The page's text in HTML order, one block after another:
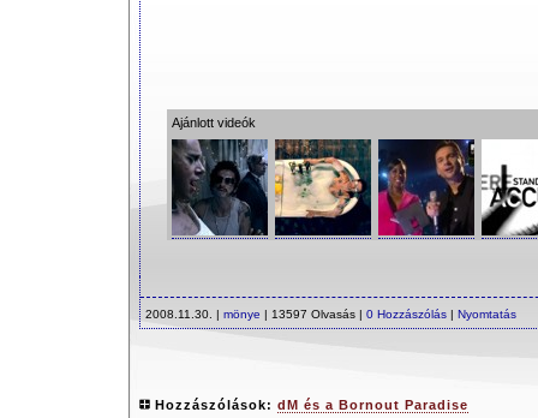
Ajánlott videók
2008.11.30. | mönye | 13597 Olvasás | 0 Hozzászólás | Nyomtatás
Hozzászólások: dM és a Bornout Paradise